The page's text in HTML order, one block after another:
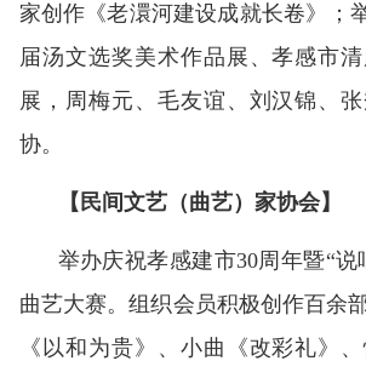
家创作《老澴河建设成就长卷》；
届汤文选奖美术作品展、孝感市
展，周梅元、毛友谊、刘汉锦、
协。
【民间文艺（曲艺）家协会】
举办庆祝孝感建市30周年暨“说
曲艺大赛。组织会员积极创作百余
《以和为贵》、小曲《改彩礼》